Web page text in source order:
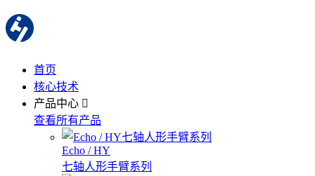
首页
核心技术
产品中心
查看所有产品
Echo / HY
七轴人形手臂系列